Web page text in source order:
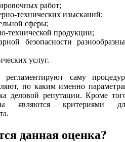
работ;
технических изысканий;
сферы;
технической продукции;
безопасности
услуг.
регламентируют саму
по каким именно
деловой репутации. Кроме
являются критериями
данная оценка?